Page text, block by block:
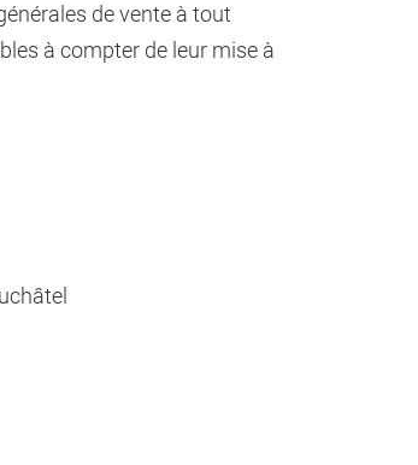
de vente à tout
à compter de leur mise à